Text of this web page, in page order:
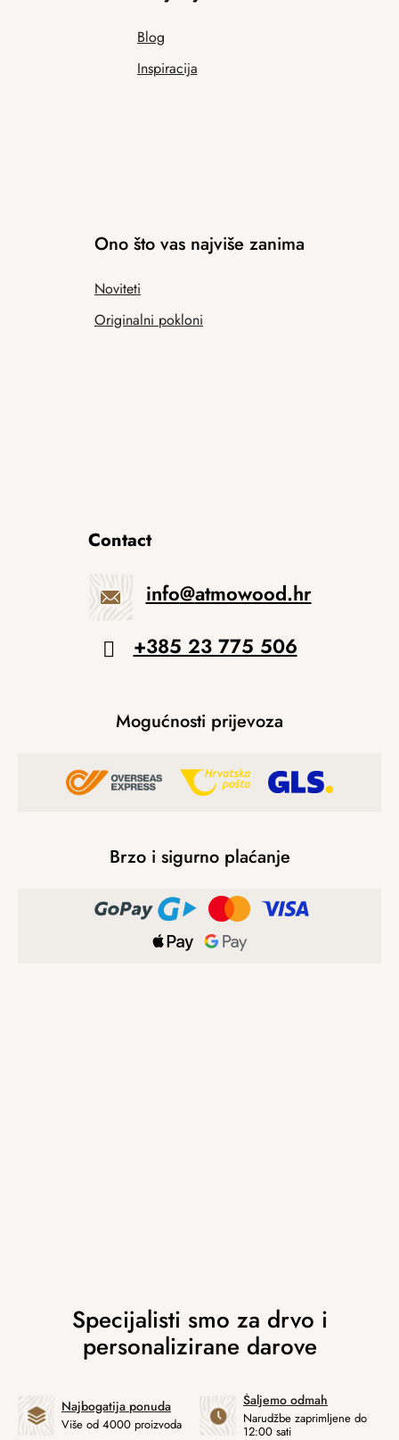
Blog
Inspiracija
Ono što vas najviše zanima
Noviteti
Originalni pokloni
Contact
info@atmowood.hr
+385 23 775 506
Mogućnosti prijevoza
Brzo i sigurno plaćanje
Najbogatija ponuda
Više od 4000 proizvoda
Šaljemo odmah
Narudžbe zaprimljene do
12:00 sati